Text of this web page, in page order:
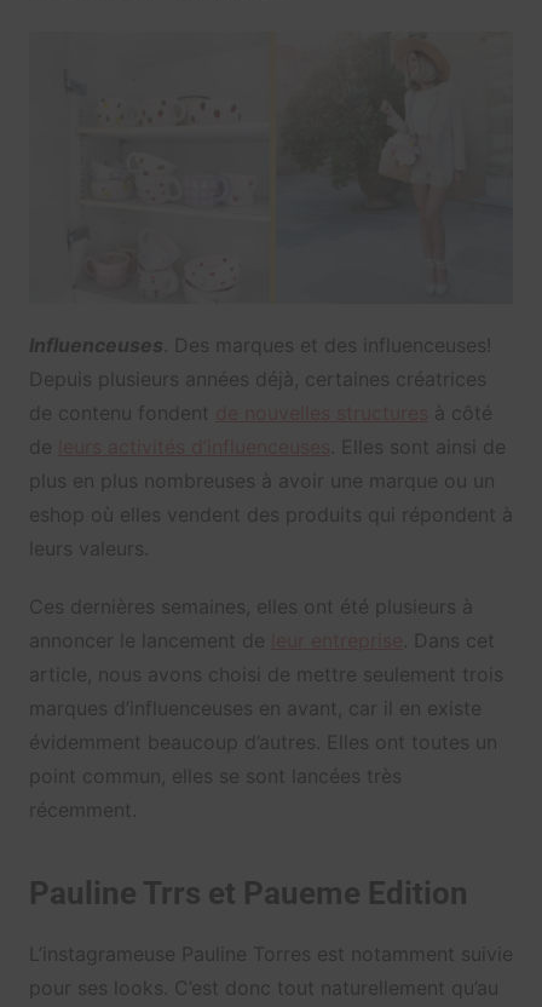
Influenceuses . Des marques et des influenceuses!
Depuis plusieurs années déjà, certaines créatrices
de contenu fondent
à côté
de
. Elles sont ainsi de
plus en plus nombreuses à avoir une marque ou un
eshop où elles vendent des produits qui répondent à
leurs valeurs.
Ces dernières semaines, elles ont été plusieurs à
annoncer le lancement de
. Dans cet
article, nous avons choisi de mettre seulement trois
marques d’influenceuses en avant, car il en existe
évidemment beaucoup d’autres. Elles ont toutes un
point commun, elles se sont lancées très
récemment.
Pauline Trrs et Paueme Edition
L’instagrameuse Pauline Torres est notamment suivie
pour ses looks. C’est donc tout naturellement qu’au